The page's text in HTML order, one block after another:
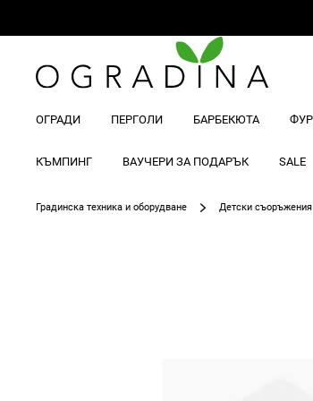
ОГРАДИ ПЕРГОЛИ БАРБЕКЮТА
КЪМПИНГ ВАУЧЕРИ ЗА ПОДАРЪК SALE
Градинска техника и оборудване Детски съоръжения